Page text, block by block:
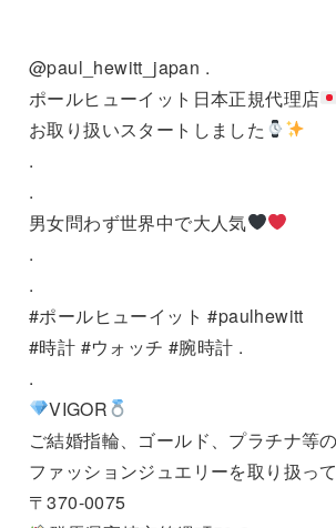
@paul_hewitt_japan .
ポールヒューイット日本正規代理店
お取り扱いスタートしました
.
.
男女問わず世界中で大人気
.
.
#ポールヒューイット #paulhewitt
#時計 #ウォッチ #腕時計 .
.
VIGOR
ご結婚指輪、ゴールド、プラチナ等の
ファッションジュエリーを取り扱っ
〒370-0075